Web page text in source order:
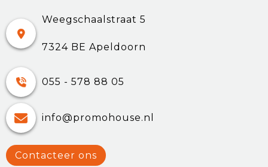
Weegschaalstraat 5
7324 BE Apeldoorn
055 - 578 88 05
info@promohouse.nl
Contacteer ons